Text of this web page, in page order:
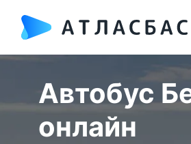
Автобус
онлайн